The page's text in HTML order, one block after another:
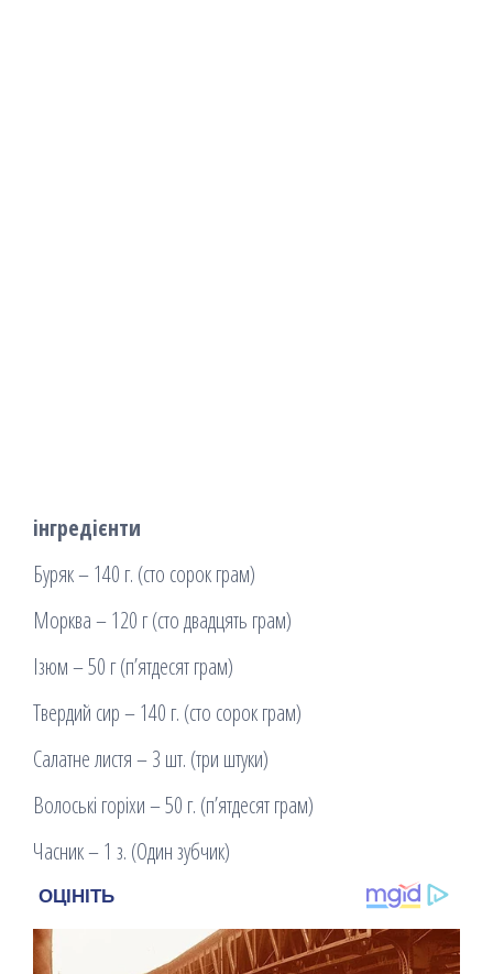
інгредієнти
Буряк – 140 г. (сто сорок грам)
Морква – 120 г (сто двадцять грам)
Ізюм – 50 г (п’ятдесят грам)
Твердий сир – 140 г. (сто сорок грам)
Салатне листя – 3 шт. (три штуки)
Волоські горіхи – 50 г. (п’ятдесят грам)
Часник – 1 з. (Один зубчик)